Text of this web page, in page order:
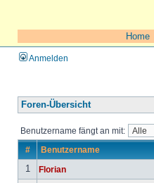
Home
Anmelden
Foren-Übersicht
Benutzername fängt an mit:
# Benutzername
1 Florian